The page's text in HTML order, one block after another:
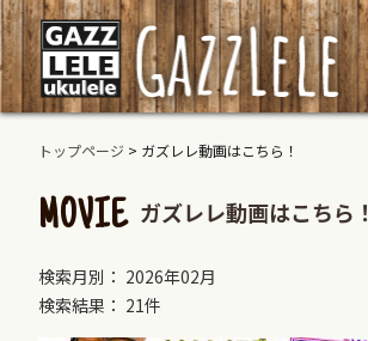
トップページ > ガズレレ動画はこちら！
MOVIE ガズレレ動画はこちら！
検索月別： 2026年02月
検索結果： 21件